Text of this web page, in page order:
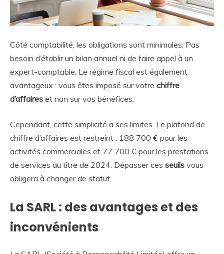
Côté comptabilité, les obligations sont minimales. Pas
besoin d’établir un bilan annuel ni de faire appel à un
expert-comptable. Le régime fiscal est également
avantageux : vous êtes imposé sur votre chiffre
d’affaires et non sur vos bénéfices.
Cependant, cette simplicité a ses limites. Le plafond de
chiffre d’affaires est restreint : 188 700 € pour les
activités commerciales et 77 700 € pour les prestations
de services au titre de 2024. Dépasser ces seuils vous
obligera à changer de statut.
La SARL : des avantages et des
inconvénients